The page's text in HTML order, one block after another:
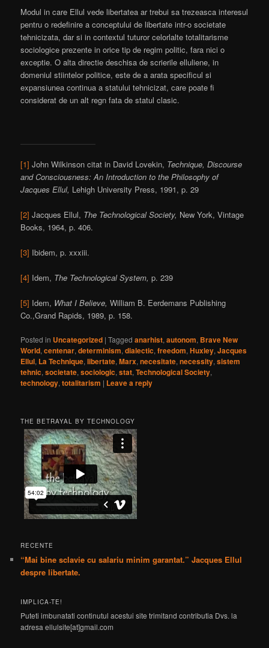
Modul in care Ellul vede libertatea ar trebui sa trezeasca interesul
pentru o redefinire a conceptului de libertate intr-o societate
tehnicizata, dar si in contextul tuturor celorlalte totalitarisme
sociologice prezente in orice tip de regim politic, fara nici o
exceptie. O alta directie deschisa de scrierile elluliene, in
domeniul stiintelor politice, este de a arata specificul si
expansiunea continua a statului tehnicizat, care poate fi
considerat de un alt regn fata de statul clasic.
[1] John Wilkinson citat in David Lovekin, Technique, Discourse
and Consciousness: An Introduction to the Philosophy of
Jacques Ellul, Lehigh University Press, 1991, p. 29
[2] Jacques Ellul, The Technological Society, New York, Vintage
Books, 1964, p. 406.
[3] Ibidem, p. xxxiii.
[4] Idem, The Technological System,p. 239
[5] Idem, What I Believe,William B. Eerdemans Publishing
Co.,Grand Rapids, 1989, p. 158.
Posted in Uncategorized |Tagged anarhist,autonom, Brave New
World,centenar,determinism,dialectic,freedom,Huxley,Jacques
Ellul, La Technique,libertate,Marx,necesitate,necessity,sistem
tehnic,societate,sociologic,stat,Technological Society,
technology,totalitarism | Leave a reply
THE BETRAYAL BY TECHNOLOGY
RECENTE
“Mai bine sclavie cu salariu minim garantat.” Jacques Ellul
despre libertate.
IMPLICA-TE!
Puteti imbunatati continutul acestui site trimitand contributia Dvs. la
adresa ellulsite[at]gmail.com